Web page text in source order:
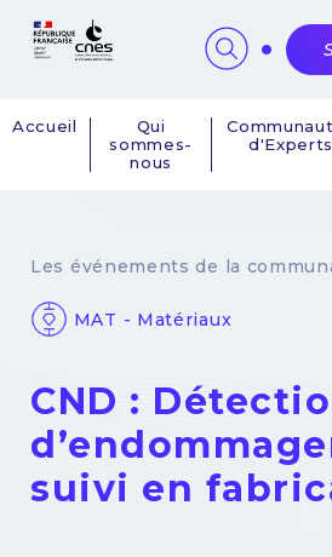
Navigation
Accueil
Qui
sommes-
nous
d'Experts
Les événements de la
MAT - Matériaux
CND :
suivi en